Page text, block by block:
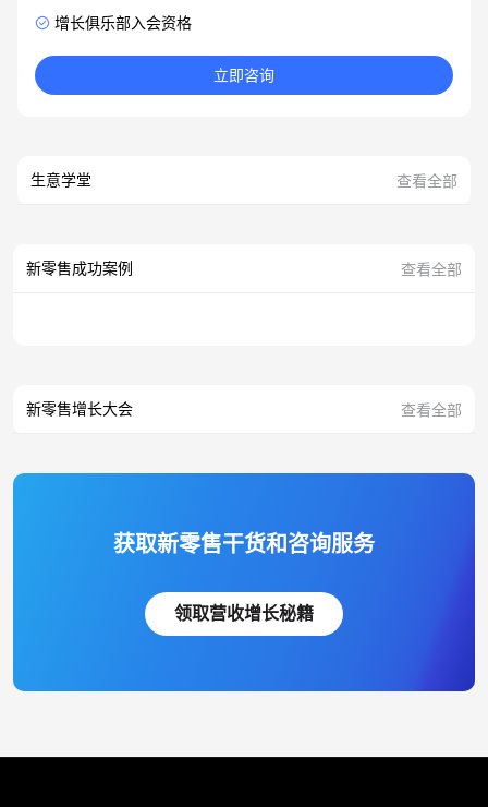
增长俱乐部入会资格
立即咨询
生意学堂 查看全部
新零售成功案例 查看全部
新零售增长大会 查看全部
获取新零售干货和咨询服务
领取营收增长秘籍